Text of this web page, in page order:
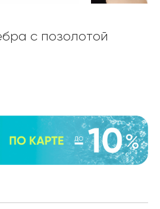
с позолотой